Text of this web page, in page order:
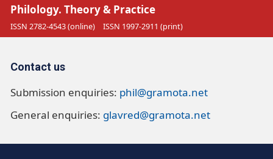
Philology. Theory & Practice
ISSN 2782-4543 (online) ISSN 1997-2911 (print)
Contact us
Submission enquiries: phil@gramota.net
General enquiries: glavred@gramota.net